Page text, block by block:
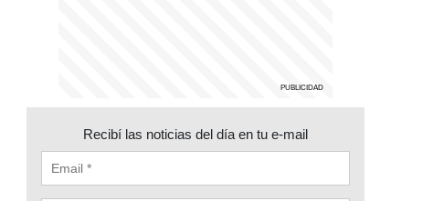
Recibí las noticias del día en tu e-mail